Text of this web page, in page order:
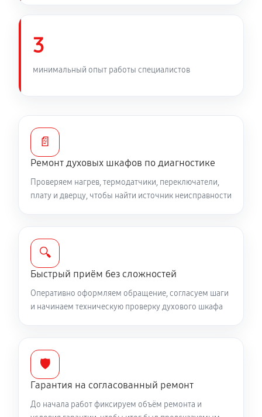
3
минимальный опыт работы специалистов
📄
Ремонт духовых шкафов по диагностике
Проверяем нагрев, термодатчики, переключатели,
плату и дверцу, чтобы найти источник неисправности
🔍
Быстрый приём без сложностей
Оперативно оформляем обращение, согласуем шаги
и начинаем техническую проверку духового шкафа
🛡️
Гарантия на согласованный ремонт
До начала работ фиксируем объём ремонта и